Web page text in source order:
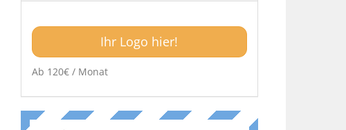
Ihr Logo hier!
Ab 120€ / Monat